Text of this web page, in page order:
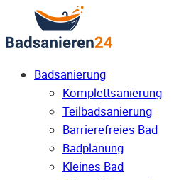
Badsanierung
Komplettsanierung
Teilbadsanierung
Barrierefreies Bad
Badplanung
Kleines Bad